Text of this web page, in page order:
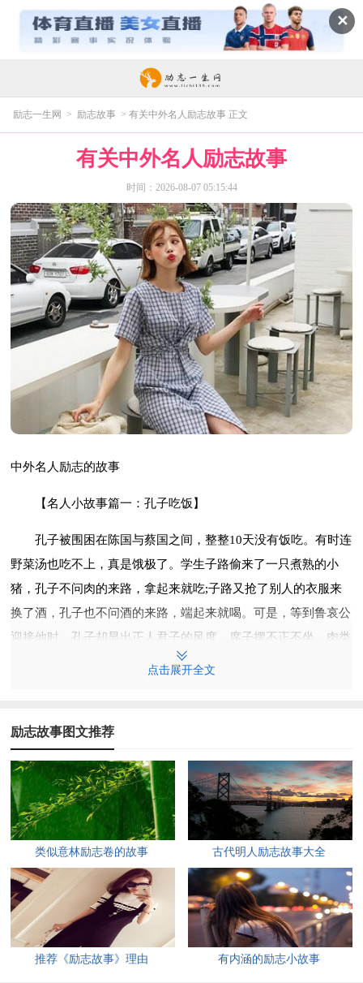
✕
励志一生网 > 励志故事 > 有关中外名人励志故事 正文
有关中外名人励志故事
时间：2026-08-07 05:15:44
中外名人励志的故事
【名人小故事篇一：孔子吃饭】
孔子被围困在陈国与蔡国之间，整整10天没有饭吃。有时连
野菜汤也吃不上，真是饿极了。学生子路偷来了一只煮熟的小
猪，孔子不问肉的来路，拿起来就吃;子路又抢了别人的衣服来
换了酒，孔子也不问酒的来路，端起来就喝。可是，等到鲁哀公
迎接他时，孔子却显出正人君子的风度，席子摆不正不坐，肉类
子答道:“以前我那样做是为了偷生，今天我这样做是为了讲义
呀!”
【名人小故事篇二：王羲之练书法】
王羲之自幼酷爱书法，几十年来契而不舍地刻苦练习，终于
使他的书法艺术达到了超逸绝伦的高峰，被人们誉为"书圣"。
王羲之13岁那年，偶然发现他父亲藏有一本《说笔》的书法
书，便偷来阅读。他父亲担心他年幼不能保密家传，答应待他长
大之后再传授。没料到，王羲之竟跪下请求父亲允许他现在阅
读，他父亲很受感动，终于答应了他的要求。
点击展开全文
励志故事图文推荐
类似意林励志卷的故事 古代明人励志故事大全
推荐《励志故事》理由 有内涵的励志小故事